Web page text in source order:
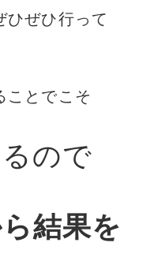
ぜひ行って
ことでこそ
るので
結果を